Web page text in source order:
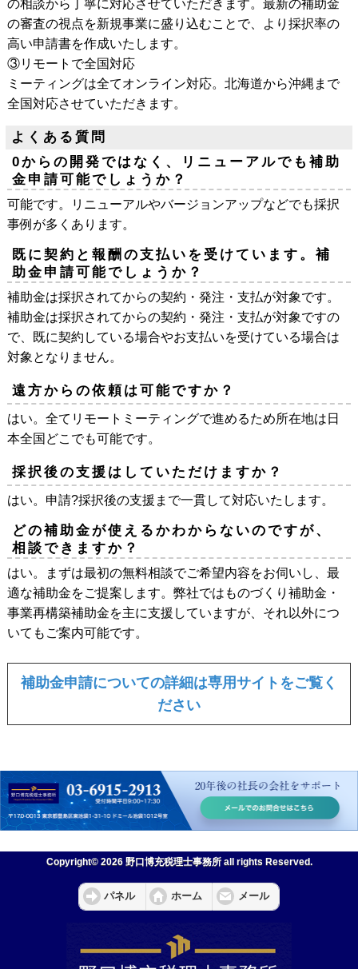
の相談から丁寧に対応させていただきます。最新の補助金
の審査の視点を新規事業に盛り込むことで、より採択率の
高い申請書を作成いたします。
③リモートで全国対応
ミーティングは全てオンライン対応。北海道から沖縄まで
全国対応させていただきます。
よくある質問
0からの開発ではなく、リニューアルでも補助
金申請可能でしょうか？
可能です。リニューアルやバージョンアップなどでも採択
事例が多くあります。
既に契約と報酬の支払いを受けています。補
助金申請可能でしょうか？
補助金は採択されてからの契約・発注・支払が対象です。
補助金は採択されてからの契約・発注・支払が対象ですの
で、既に契約している場合やお支払いを受けている場合は
対象となりません。
遠方からの依頼は可能ですか？
はい。全てリモートミーティングで進めるため所在地は日
本全国どこでも可能です。
採択後の支援はしていただけますか？
はい。申請?採択後の支援まで一貫して対応いたします。
どの補助金が使えるかわからないのですが、
相談できますか？
はい。まずは最初の無料相談でご希望内容をお伺いし、最
適な補助金をご提案します。弊社ではものづくり補助金・
事業再構築補助金を主に支援していますが、それ以外につ
いてもご案内可能です。
補助金申請についての詳細は専用サイトをご覧く
ださい
Copyright© 2026 野口博充税理士事務所 all rights Reserved.
パネル ホーム メール